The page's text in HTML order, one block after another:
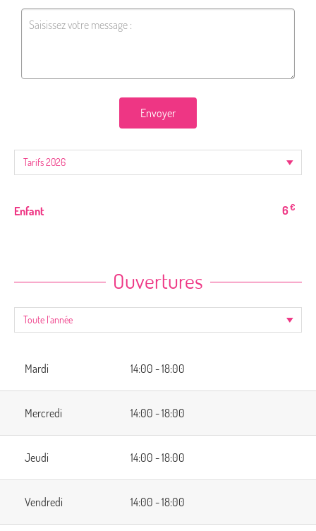
Envoyer
Enfant 6€
Ouvertures
Mardi 14:00 - 18:00
Mercredi 14:00 - 18:00
Jeudi 14:00 - 18:00
Vendredi 14:00 - 18:00